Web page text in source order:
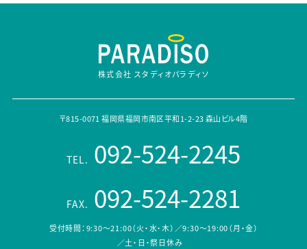
株式会社 スタディオパラディソ
〒815-0071 福岡県福岡市南区平和1-2-23 森山ビル4階
TEL. 092-524-2245
FAX. 092-524-2281
受付時間：9:30～21:00（火・水・木）／9:30～19:00（月・金）
／土・日・祭日休み